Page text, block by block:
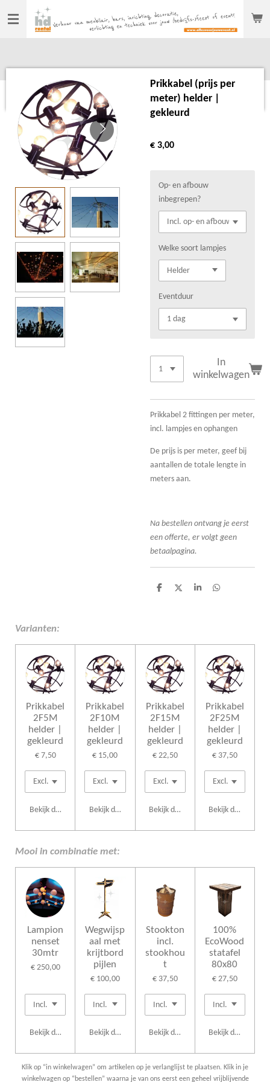
Ga
direct
hoofdinhoud
Prikkabel (prijs per
meter) helder |
gekleurd
€ 3,00
Op- en afbouw
inbegrepen?
Welke soort lampjes
Eventduur
In
winkelwagen
Prikkabel 2 fittingen per meter,
incl. lampjes en ophangen
De prijs is per meter, geef bij
aantallen de totale lengte in
meters aan.
Na bestellen ontvang je eerst
een offerte, er volgt geen
betaalpagina.
D
D
S
D
Varianten:
Prikkabel
2F5M
helder |
gekleurd
€ 7,50
Bekijk details
Prikkabel
2F10M
helder |
gekleurd
€ 15,00
Bekijk details
Prikkabel
2F15M
helder |
gekleurd
€ 22,50
Bekijk details
Prikkabel
2F25M
helder |
gekleurd
€ 37,50
Bekijk details
Mooi in combinatie met:
Lampion
nenset
30mtr
€ 250,00
Bekijk details
Wegwijsp
aal met
krijtbord
pijlen
€ 100,00
Bekijk details
Stookton
incl.
stookhou
t
€ 37,50
Bekijk details
100%
EcoWood
statafel
80x80
€ 27,50
Bekijk details
Klik op “in winkelwagen” om artikelen op je verlanglijst te plaatsen. Klik in je
winkelwagen op “bestellen” waarna je van ons eerst een geheel vrijblijvende